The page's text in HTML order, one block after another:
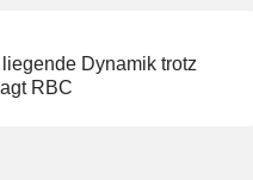
Dynamik trotz
RBC